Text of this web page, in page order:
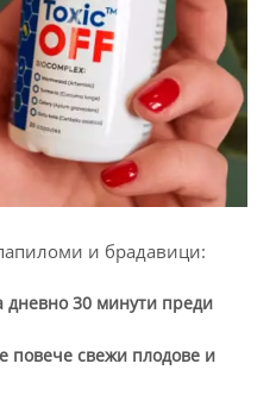
и брадавици:
дневно 30 минути преди
повече свежи плодове и